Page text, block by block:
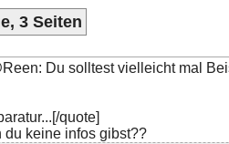
3 Seiten
Du solltest vielleicht mal
quote]
keine infos gibst??